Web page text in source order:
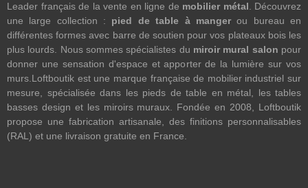
Leader français de la vente en ligne de mobilier métal. Découvrez
une large collection : pied de table à mangerou bureau en
différentes formes avec barre de soutien pour vos plateaux bois les
plus lourds. Nous sommes spécialistes du miroir mural salon pour
donner une sensation d'espace et apporter de la lumière sur vos
murs.Loftboutik est une marque française de mobilier industriel sur
mesure, spécialisée dans les pieds de table en métal, les tables
basses design et les miroirs muraux. Fondée en 2008, Loftboutik
propose une fabrication artisanale, des finitions personnalisables
(RAL) et une livraison gratuite en France.